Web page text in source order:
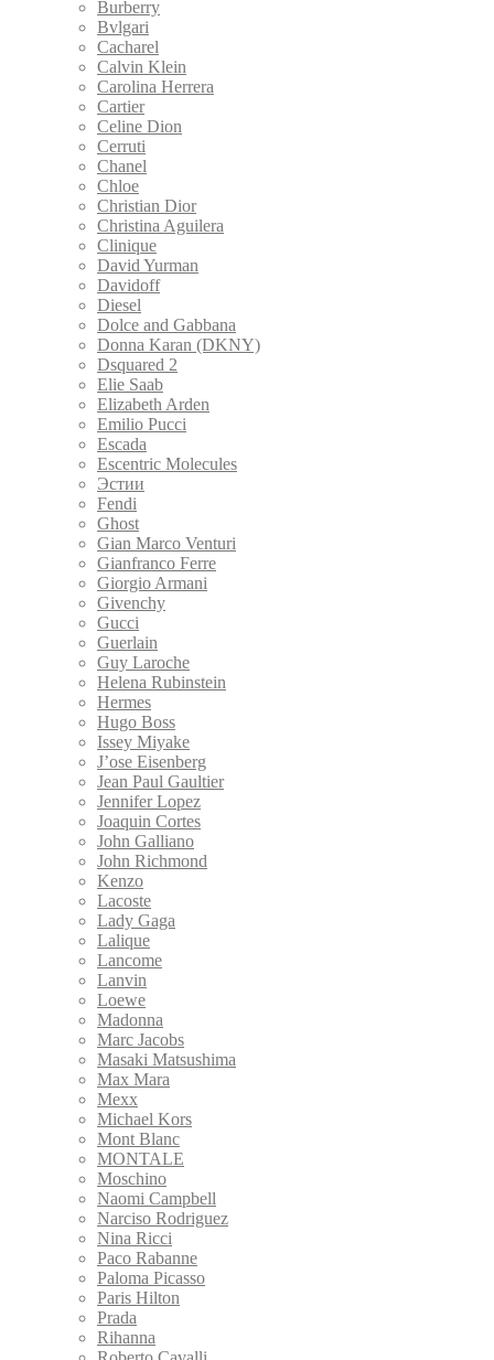
Burberry
Bvlgari
Cacharel
Calvin Klein
Carolina Herrera
Cartier
Celine Dion
Cerruti
Chanel
Chloe
Christian Dior
Christina Aguilera
Clinique
David Yurman
Davidoff
Diesel
Dolce and Gabbana
Donna Karan (DKNY)
Dsquared 2
Elie Saab
Elizabeth Arden
Emilio Pucci
Escada
Escentric Molecules
Эстии
Fendi
Ghost
Gian Marco Venturi
Gianfranco Ferre
Giorgio Armani
Givenchy
Gucci
Guerlain
Guy Laroche
Helena Rubinstein
Hermes
Hugo Boss
Issey Miyake
J’ose Eisenberg
Jean Paul Gaultier
Jennifer Lopez
Joaquin Cortes
John Galliano
John Richmond
Kenzo
Lacoste
Lady Gaga
Lalique
Lancome
Lanvin
Loewe
Madonna
Marc Jacobs
Masaki Matsushima
Max Mara
Mexx
Michael Kors
Mont Blanc
MONTALE
Moschino
Naomi Campbell
Narciso Rodriguez
Nina Ricci
Paco Rabanne
Paloma Picasso
Paris Hilton
Prada
Rihanna